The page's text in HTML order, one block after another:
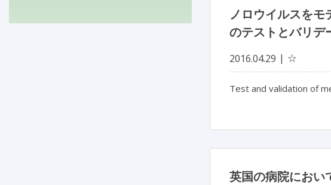
ノロウイルスを
のテストとバリデ
2016.04.29 ☆
Test and validation of
英国の病院にお